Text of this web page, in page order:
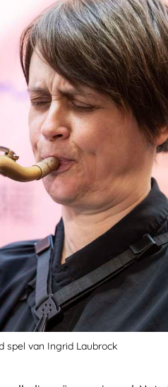
spel van Ingrid Laubrock